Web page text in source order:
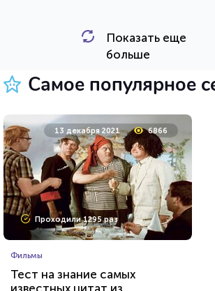
Илья Кузнецов HTML - код
10 сентября 2021
Проходили 2673 раза
Тест: Фиксики
Показать еще
больше
Самое популярное
13 декабря 2021 6866
Проходили 1295 раз
Фильмы
Тест на знание самых
известных цитат из